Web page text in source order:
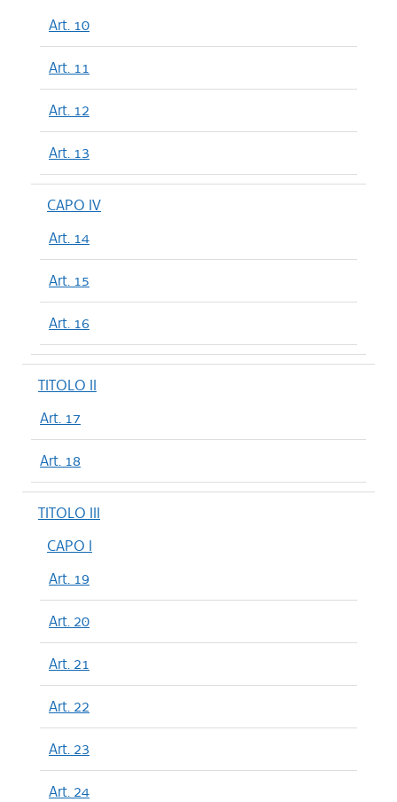
Art. 10
Art. 11
Art. 12
Art. 13
CAPO IV
Art. 14
Art. 15
Art. 16
TITOLO II
Art. 17
Art. 18
TITOLO III
CAPO I
Art. 19
Art. 20
Art. 21
Art. 22
Art. 23
Art. 24